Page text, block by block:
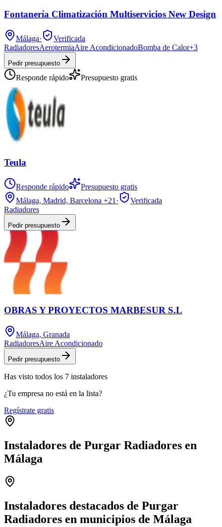
Fontanería Climatización Multiservicios New Design
Málaga·
Verificada
RadiadoresAerotermiaAire AcondicionadoBomba de Calor+3
Pedir presupuesto
Responde rápido Presupuesto gratis
Teula
Responde rápido
Presupuesto gratis
Málaga, Madrid, Barcelona +21 ·
Verificada
Radiadores
Pedir presupuesto
OBRAS Y PROYECTOS MARBESUR S.L
Málaga, Granada
RadiadoresAire Acondicionado
Pedir presupuesto
Has visto todos los 7 instaladores
¿Tu empresa no está en la lista?
Regístrate gratis
Instaladores de Purgar Radiadores en
Málaga
−
Instaladores destacados de Purgar
Radiadores en municipios de Málaga